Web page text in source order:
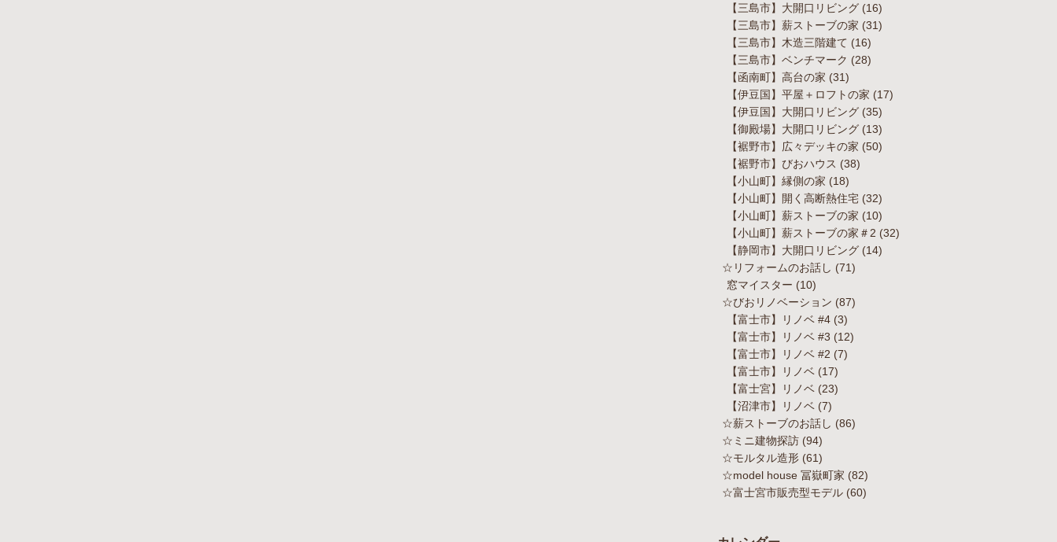
【三島市】大開口リビング (16)
【三島市】薪ストーブの家 (31)
【三島市】木造三階建て (16)
【三島市】ベンチマーク (28)
【函南町】高台の家 (31)
【伊豆国】平屋＋ロフトの家 (17)
【伊豆国】大開口リビング (35)
【御殿場】大開口リビング (13)
【裾野市】広々デッキの家 (50)
【裾野市】びおハウス (38)
【小山町】縁側の家 (18)
【小山町】開く高断熱住宅 (32)
【小山町】薪ストーブの家 (10)
【小山町】薪ストーブの家＃2 (32)
【静岡市】大開口リビング (14)
☆リフォームのお話し (71)
窓マイスター (10)
☆びおリノベーション (87)
【富士市】リノベ #4 (3)
【富士市】リノベ #3 (12)
【富士市】リノベ #2 (7)
【富士市】リノベ (17)
【富士宮】リノベ (23)
【沼津市】リノベ (7)
☆薪ストーブのお話し (86)
☆ミニ建物探訪 (94)
☆モルタル造形 (61)
☆model house 冨嶽町家 (82)
☆富士宮市販売型モデル (60)